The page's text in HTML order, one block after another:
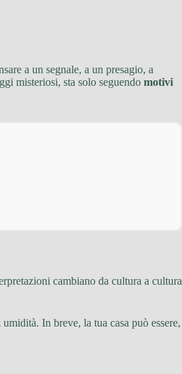
a un segnale, a un presagio, a
misteriosi, sta solo seguendo motivi
cambiano da cultura a cultura
In breve, la tua casa può essere,